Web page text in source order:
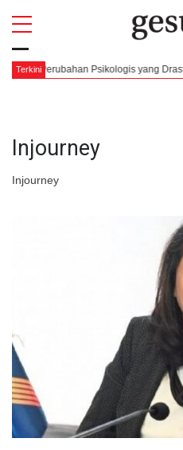
Terkini
Perubahan Psikologis yang Drastis
Injourney
Injourney
All